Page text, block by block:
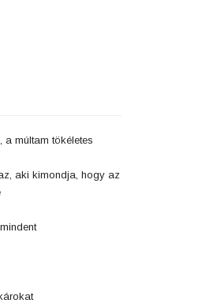
múltam tökéletes
aki kimondja, hogy az